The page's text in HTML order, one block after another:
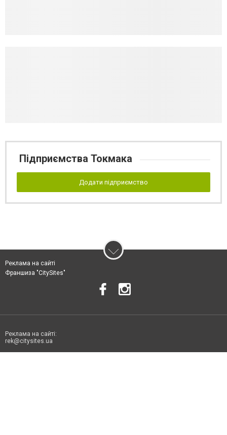
Підприємства Токмака
Додати підприємство
Реклама на сайті
Франшиза "CitySites"
Реклама на сайті:
rek@citysites.ua